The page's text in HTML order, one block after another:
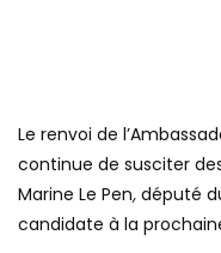
Le renvoi de
continue de susciter
Marine Le Pen, député
candidate à la